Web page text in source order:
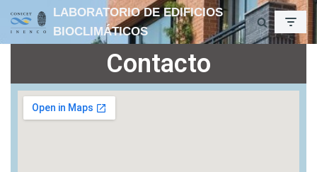
LABORATORIO DE EDIFICIOS
BIOCLIMÁTICOS
Contacto